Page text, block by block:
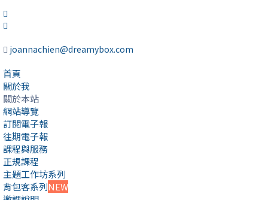
joannachien@dreamybox.com
首頁
關於我
關於本站
網站導覽
訂閱電子報
往期電子報
課程與服務
正規課程
主題工作坊系列
背包客系列NEW